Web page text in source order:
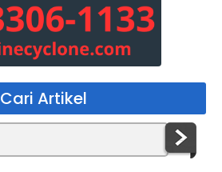
Cari Artikel